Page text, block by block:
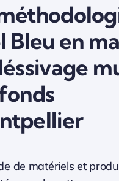
Bleu en
de matériels et